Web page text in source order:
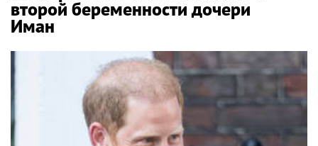
второй беременности дочери
Иман